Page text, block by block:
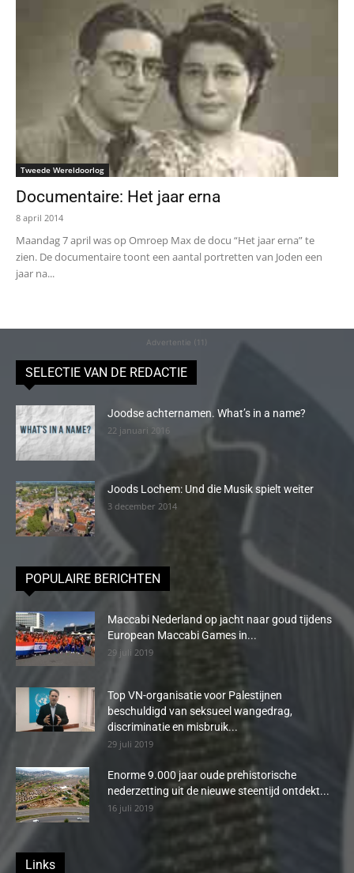
Tweede Wereldoorlog
Documentaire: Het jaar erna
8 april 2014
Maandag 7 april was op Omroep Max de docu “Het jaar erna” te
zien. De documentaire toont een aantal portretten van Joden een
jaar na...
Advertentie (11)
SELECTIE VAN DE REDACTIE
Joodse achternamen. What’s in a name?
22 januari 2016
Joods Lochem: Und die Musik spielt weiter
3 december 2014
POPULAIRE BERICHTEN
Maccabi Nederland op jacht naar goud tijdens
European Maccabi Games in...
29 juli 2019
Top VN-organisatie voor Palestijnen
beschuldigd van seksueel wangedrag,
discriminatie en misbruik...
29 juli 2019
Enorme 9.000 jaar oude prehistorische
nederzetting uit de nieuwe steentijd ontdekt...
16 juli 2019
Links